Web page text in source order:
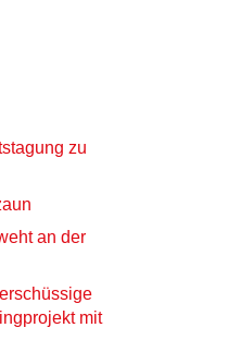
zu
an der
mit